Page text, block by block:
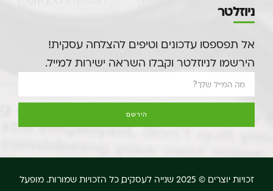
ניוזלטר
אל תפספסו עדכונים וטיפים להצלחה עסקית!
הירשמו לניוזלטר וקבלו השראה ישירות למייל.
הירשם
זכויות יוצרים © 2025 שנייה לעסקים, כל הזכויות שמורות. מופעל